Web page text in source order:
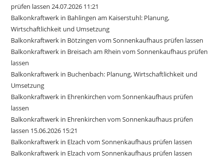
prüfen lassen 24.07.2026 11:21
Balkonkraftwerk in Bahlingen am Kaiserstuhl: Planung,
Wirtschaftlichkeit und Umsetzung
Balkonkraftwerk in Bötzingen vom Sonnenkaufhaus prüfen lassen
Balkonkraftwerk in Breisach am Rhein vom Sonnenkaufhaus prüfen
lassen
Balkonkraftwerk in Buchenbach: Planung, Wirtschaftlichkeit und
Umsetzung
Balkonkraftwerk in Ehrenkirchen vom Sonnenkaufhaus prüfen
lassen
Balkonkraftwerk in Ehrenkirchen vom Sonnenkaufhaus prüfen
lassen 15.06.2026 15:21
Balkonkraftwerk in Elzach vom Sonnenkaufhaus prüfen lassen
Balkonkraftwerk in Elzach vom Sonnenkaufhaus prüfen lassen